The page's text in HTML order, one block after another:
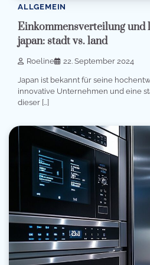
ALLGEMEIN
Einkommensverteilung und
japan: stadt vs. land
Roeline 22. September 2024
Japan ist bekannt für seine
innovative Unternehmen und eine
dieser […]